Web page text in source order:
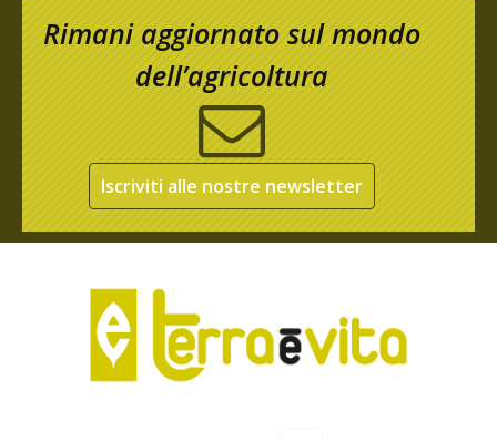
Rimani aggiornato sul mondo
dell’agricoltura
Iscriviti alle nostre newsletter